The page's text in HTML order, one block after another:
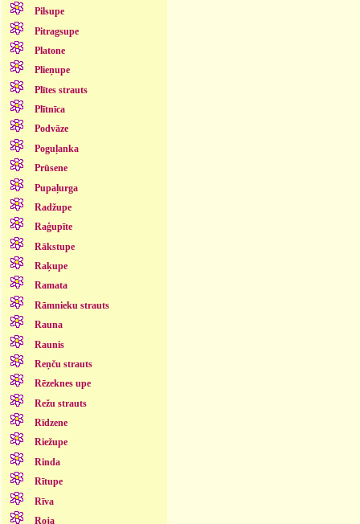
Pilsupe
Pitragsupe
Platone
Plieņupe
Plītes strauts
Plītnīca
Podvāze
Poguļanka
Prūsene
Pupaļurga
Radžupe
Raģupīte
Rākstupe
Raķupe
Ramata
Rāmnieku strauts
Rauna
Raunis
Reņču strauts
Rēzeknes upe
Režu strauts
Rīdzene
Riežupe
Rinda
Rītupe
Rīva
Roja